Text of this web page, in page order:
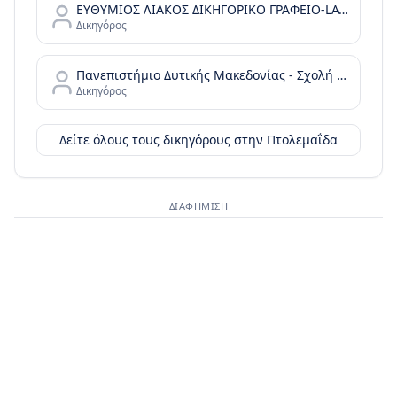
ΕΥΘΥΜΙΟΣ ΛΙΑΚΟΣ ΔΙΚΗΓΟΡΙΚΟ ΓΡΑΦΕΙΟ-LAW OFFICE
Δικηγόρος
Πανεπιστήμιο Δυτικής Μακεδονίας - Σχολή Επιστημών Υγείας - Τμήμα Μαιευτικής - Τμήμα Εργοθεραπείας
Δικηγόρος
Δείτε όλους τους δικηγόρους στην Πτολεμαΐδα
ΔΙΑΦΉΜΙΣΗ